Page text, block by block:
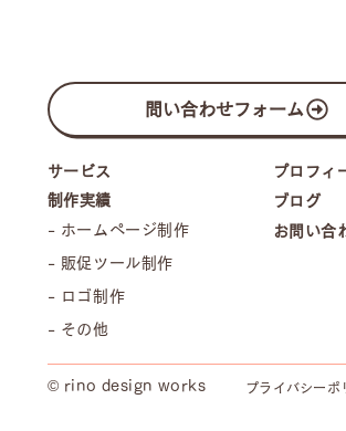
問い合わせフォーム
© rino design works
サービス
制作実績
- ホームページ制作
- 販促ツール制作
- ロゴ制作
- その他
プロフィ
ブログ
お問い合
プライバシーポ